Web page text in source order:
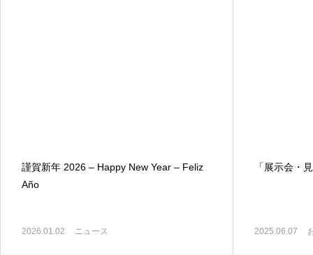
謹賀新年 2026 – Happy New Year – Feliz
Año
2026.01.02 ニュース
「展示会・
2025.06.07